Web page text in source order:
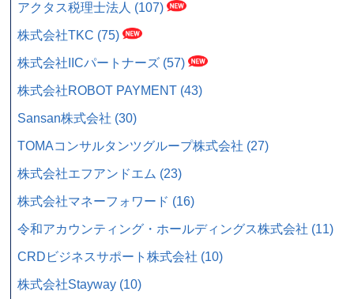
アクタス税理士法人 (107)
株式会社TKC (75)
株式会社IICパートナーズ (57)
株式会社ROBOT PAYMENT (43)
Sansan株式会社 (30)
TOMAコンサルタンツグループ株式会社 (27)
株式会社エフアンドエム (23)
株式会社マネーフォワード (16)
令和アカウンティング・ホールディングス株式会社 (11)
CRDビジネスサポート株式会社 (10)
株式会社Stayway (10)